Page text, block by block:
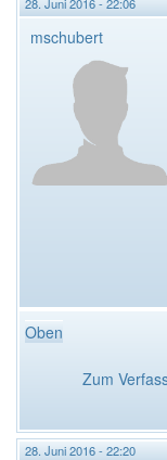
mschubert
Oben
Zum
28. Juni 2016 - 22:20